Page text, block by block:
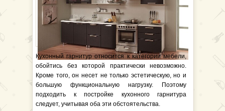
Кухонный гарнитур относится к категории мебели,
обойтись без которой практически невозможно.
Кроме того, он несет не только эстетическую, но и
большую функциональную нагрузку. Поэтому
подходить к постройке кухонного гарнитура
следует, учитывая оба эти обстоятельства.